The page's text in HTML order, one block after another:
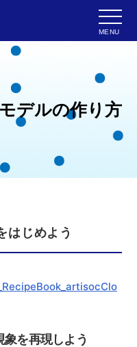
MENU
モデルの作り方
はじめよう
を再現しよう